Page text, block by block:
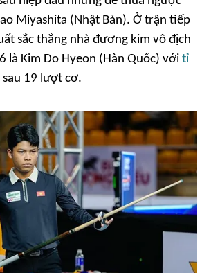
Miyashita (Nhật Bản). Ở trận tiếp
sắc thắng nhà đương kim vô địch
là Kim Do Hyeon (Hàn Quốc) với tỉ
19 lượt cơ.